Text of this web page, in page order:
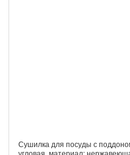
Сушилка для посуды с
угловая, материал: